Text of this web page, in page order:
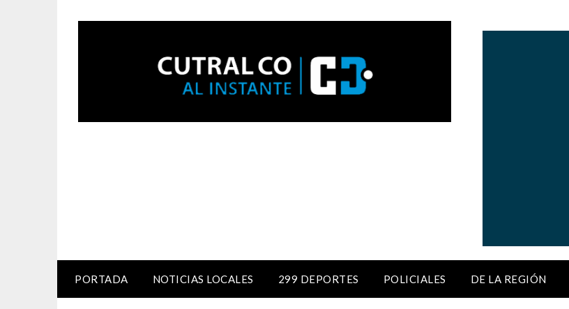
PORTADA NOTICIAS LOCALES 299 DEPORTES POLICIALES DE LA REGIÓN